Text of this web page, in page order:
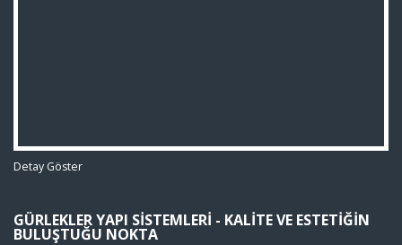
Detay Göster
GÜRLEKLER YAPI SISTEMLERI - KALITE VE ESTETIĞIN
BULUŞTUĞU NOKTA